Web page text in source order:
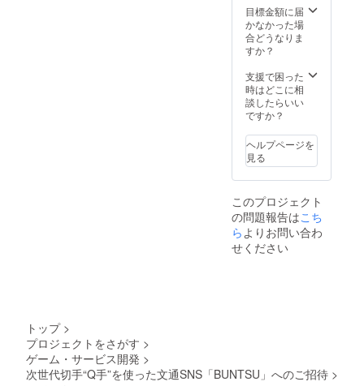
健全育
成に
とって
の又は
そのお
それの
あるも
の他、
適当で
ないと
認めら
の
①法
令、条
例及び
規則等
するも
の又は
そのお
それの
の ②公
序良俗
に反す
るもの
のおそ
れのあ
るもの
③人権
侵害と
の ⑤宗
通念上
相当の
範囲内
で対応
ますの
でご連
絡くだ
さい。
に以下
の記載
をお願
いしま
希望す
る画像
②リン
ク先と
なる
できま
可能）
です
が、無
効なも
ざいま
すの
で、注
意書き
くださ
い。画
像とリ
ンクの
後、も
し変更
や削除
が必要
な場合
絡くだ
目標金額に届
かなかった場
合どうなりま
すか？
支援で困った
時はどこに相
談したらいい
ですか？
ヘルプページを
見る
このプロジェクト
の問題報告はこち
ら よりお問い合わ
せください
トップ >
プロジェクトをさがす >
ゲーム・サービス開発 >
次世代切手“Q手”を使った文通SNS「BUNTSU」へのご招待 >